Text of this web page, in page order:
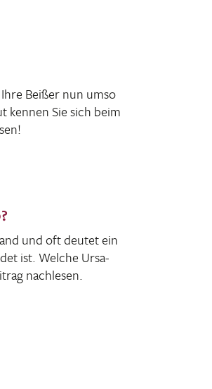
Beißer nun umso
kennen Sie sich beim
und oft deutet ein
ist. Welche Ursa­
nachlesen.